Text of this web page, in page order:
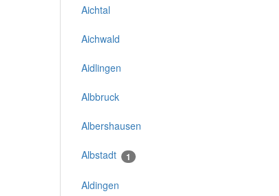
Aichtal
Aichwald
Aidlingen
Albbruck
Albershausen
Albstadt 1
Aldingen